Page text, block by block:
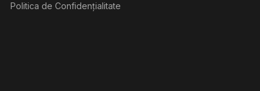
Politica de Confidențialitate